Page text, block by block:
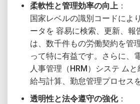
柔軟性と管理効率の向上：
国家レベルの識別コードによ
ータを 容易に検索、更新、報
は、数千件もの労働契約を管
って特に有益です。さらに、
人事管理（HRM）システ ムと
給与計算、勤怠管理プロセス
透明性と法令遵守の強化：